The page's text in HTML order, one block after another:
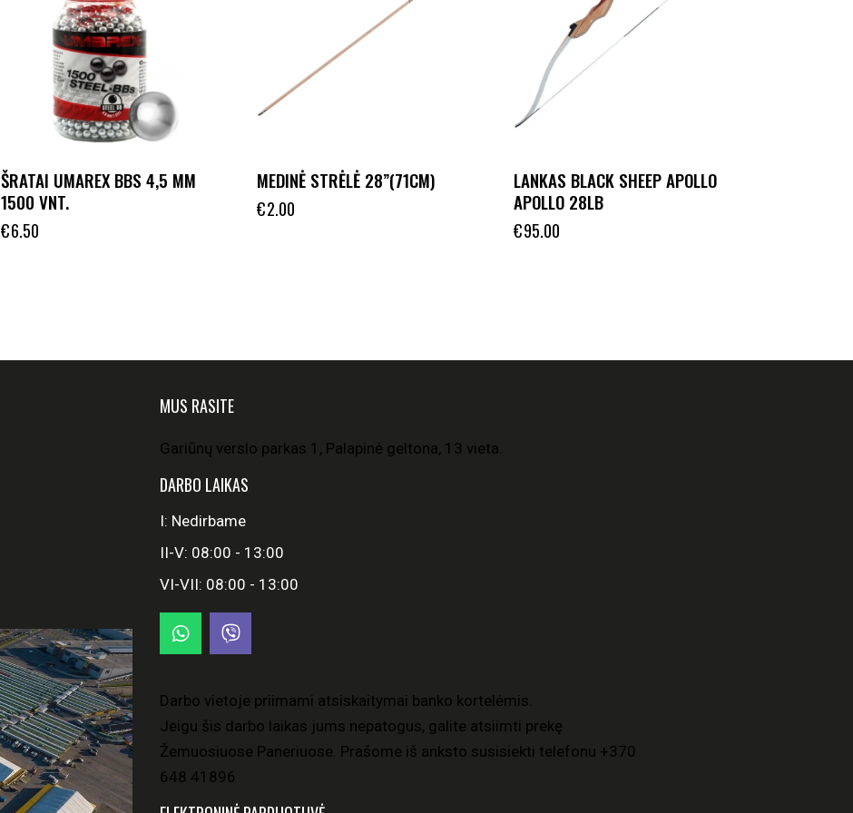
ŠRATAI UMAREX BBS 4,5 MM
1500 VNT.
€6.50
MEDINĖ STRĖLĖ 28”(71CM)
€2.00
LANKAS BLACK SHEEP APOLLO
APOLLO 28LB
€95.00
MUS RASITE
Gariūnų verslo parkas 1, Palapinė geltona, 13 vieta.
DARBO LAIKAS
I: Nedirbame
II-V: 08:00 - 13:00
VI-VII: 08:00 - 13:00
Darbo vietoje priimami atsiskaitymai banko kortelėmis.
Jeigu šis darbo laikas jums nepatogus, galite atsiimti prekę
Žemuosiuose Paneriuose. Prašome iš anksto susisiekti telefonu +370
648 41896